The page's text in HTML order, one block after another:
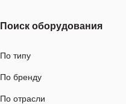
Поиск оборудования
По типу
По бренду
По отрасли